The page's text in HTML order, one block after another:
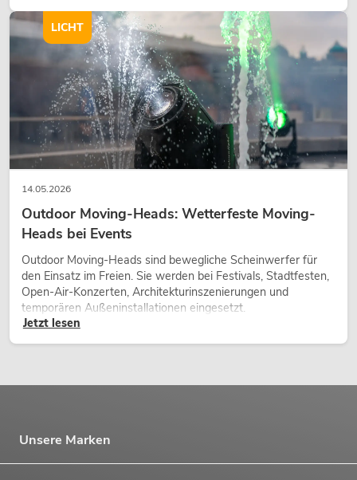
wirken lassen.
14.05.2026
Outdoor Moving-Heads: Wetterfeste Moving-
Heads bei Events
Outdoor Moving-Heads sind bewegliche Scheinwerfer für
den Einsatz im Freien. Sie werden bei Festivals, Stadtfesten,
Open-Air-Konzerten, Architekturinszenierungen und
temporären Außeninstallationen eingesetzt.
Jetzt lesen
LICHT
Unsere Marken